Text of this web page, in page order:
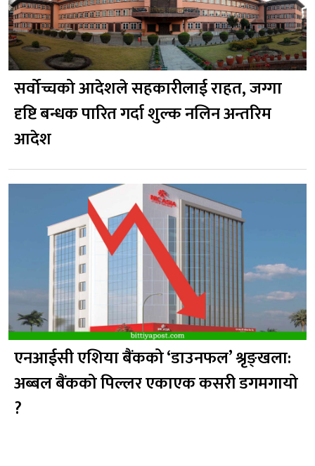
सर्वोच्चको आदेशले सहकारीलाई राहत, जग्गा
दृष्टि बन्धक पारित गर्दा शुल्क नलिन अन्तरिम
आदेश
एनआईसी एशिया बैंकको ‘डाउनफल’ श्रृङ्खला:
अब्बल बैंकको पिल्लर एकाएक कसरी डगमगायो
?